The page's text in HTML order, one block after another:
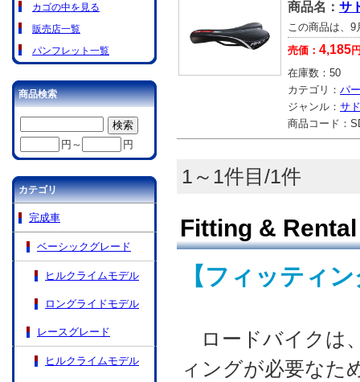
商品名： サ
この商品は、9
売価： 4,185
在庫数： 50
カテゴリ： パ
ジャンル： サ
商品コード：
1～1件目/1件
Fitting & Rental
【フィッティ
ロードバイクは
ィングが必要なた
カゴの中を見る
販売店一覧
パンフレット一覧
商品検索
円～ 円
カテゴリ
完成車
ベーシックグレード
ヒルクライムモデル
ロングライドモデル
レースグレード
ヒルクライムモデル